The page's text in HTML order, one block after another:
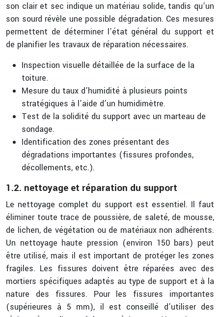
son clair et sec indique un matériau solide, tandis qu’un
son sourd révèle une possible dégradation. Ces mesures
permettent de déterminer l’état général du support et
de planifier les travaux de réparation nécessaires.
Inspection visuelle détaillée de la surface de la
toiture.
Mesure du taux d’humidité à plusieurs points
stratégiques à l’aide d’un humidimètre.
Test de la solidité du support avec un marteau de
sondage.
Identification des zones présentant des
dégradations importantes (fissures profondes,
décollements, etc.).
1.2. nettoyage et réparation du support
Le nettoyage complet du support est essentiel. Il faut
éliminer toute trace de poussière, de saleté, de mousse,
de lichen, de végétation ou de matériaux non adhérents.
Un nettoyage haute pression (environ 150 bars) peut
être utilisé, mais il est important de protéger les zones
fragiles. Les fissures doivent être réparées avec des
mortiers spécifiques adaptés au type de support et à la
nature des fissures. Pour les fissures importantes
(supérieures à 5 mm), il est conseillé d’utiliser des